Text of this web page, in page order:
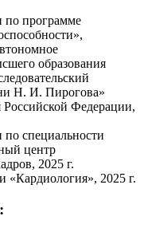
по программе
образования
Н. И. Пирогова»
Российской Федерации,
специальности
центр
2025 г.
«Кардиология», 2025 г.